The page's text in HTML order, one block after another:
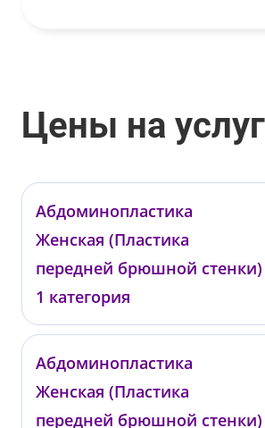
Цены на
Абдоминопластика
Женская (Пластика
передней брюшной стенки)
1 категория
Бадак О.Е.
02.02.03.01
от 580 000 ₽
Абдоминопластика
Женская (Пластика
передней брюшной стенки)